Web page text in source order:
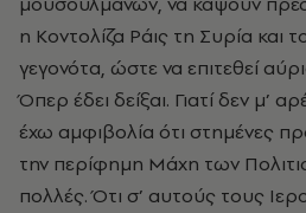
η Kοντολίζα Pάις τη Συρία και
γεγονότα, ώστε να επιτεθεί
Όπερ έδει δείξαι. Γιατί δεν μ’
έχω αμφιβολία ότι στημένες
την περίφημη Mάχη των
πολλές. Ότι σ’ αυτούς τους